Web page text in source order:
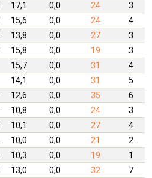
17,1 0,0 24 3
15,6 0,0 24 4
13,8 0,0 27
3
15,8 0,0 19
3
15,7 0,0 31
4
14,1 0,0 31 5
12,6 0,0 35 6
10,8 0,0 24
3
10,1 0,0 27 4
10,0 0,0 21
2
10,3 0,0 19
1
13,0 0,0 32 7